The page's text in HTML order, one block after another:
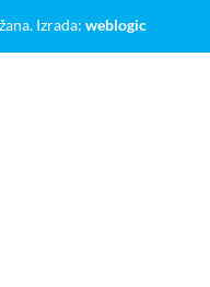
Izrada: weblogic